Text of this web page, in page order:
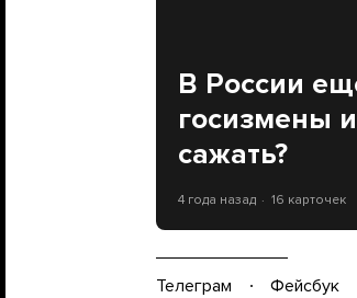
В России
госизмены
сажать?
4 года назад 16 карточек
Телеграм Фейсбук